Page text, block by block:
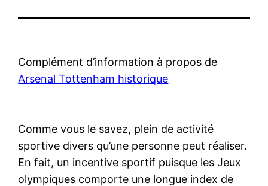
Complément d’information à propos de
Arsenal Tottenham historique
Comme vous le savez, plein de activité
sportive divers qu’une personne peut réaliser.
En fait, un incentive sportif puisque les Jeux
olympiques comporte une longue index de